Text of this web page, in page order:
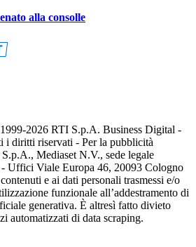
alla consolle
2026 RTI S.p.A. Business Digital -
i diritti riservati - Per la pubblicità
Mediaset N.V., sede legale
- Uffici Viale Europa 46, 20093 Cologno
e ai dati personali trasmessi e/o
funzionale all’addestramento di
generativa. È altresì fatto divieto
automatizzati di data scraping.